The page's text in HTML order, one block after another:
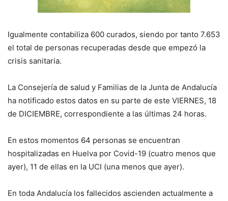
Igualmente contabiliza 600 curados, siendo por tanto 7.653
el total de personas recuperadas desde que empezó la
crisis sanitaria.
La Consejería de salud y Familias de la Junta de Andalucía
ha notificado estos datos en su parte de este VIERNES, 18
de DICIEMBRE, correspondiente a las últimas 24 horas.
En estos momentos 64 personas se encuentran
hospitalizadas en Huelva por Covid-19 (cuatro menos que
ayer), 11 de ellas en la UCI (una menos que ayer).
En toda Andalucía los fallecidos ascienden actualmente a